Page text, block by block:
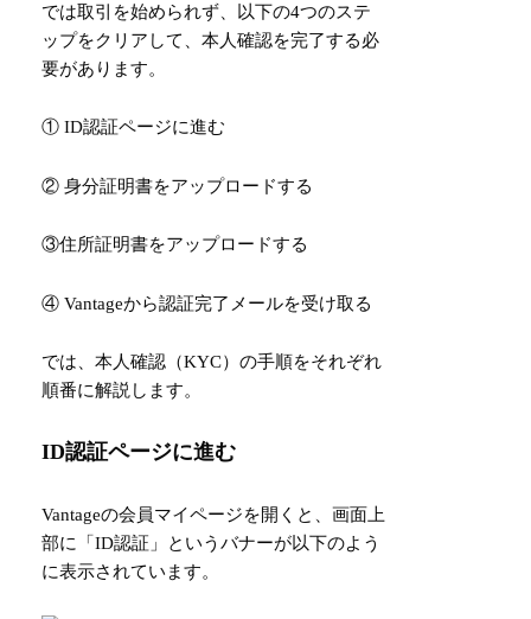
では取引を始められず、以下の4つのステ
ップをクリアして、本人確認を完了する必
要があります。
① ID認証ページに進む
② 身分証明書をアップロードする
③住所証明書をアップロードする
④ Vantageから認証完了メールを受け取る
では、本人確認（KYC）の手順をそれぞれ
順番に解説します。
ID認証ページに進む
Vantageの会員マイページを開くと、画面上
部に「ID認証」というバナーが以下のよう
に表示されています。